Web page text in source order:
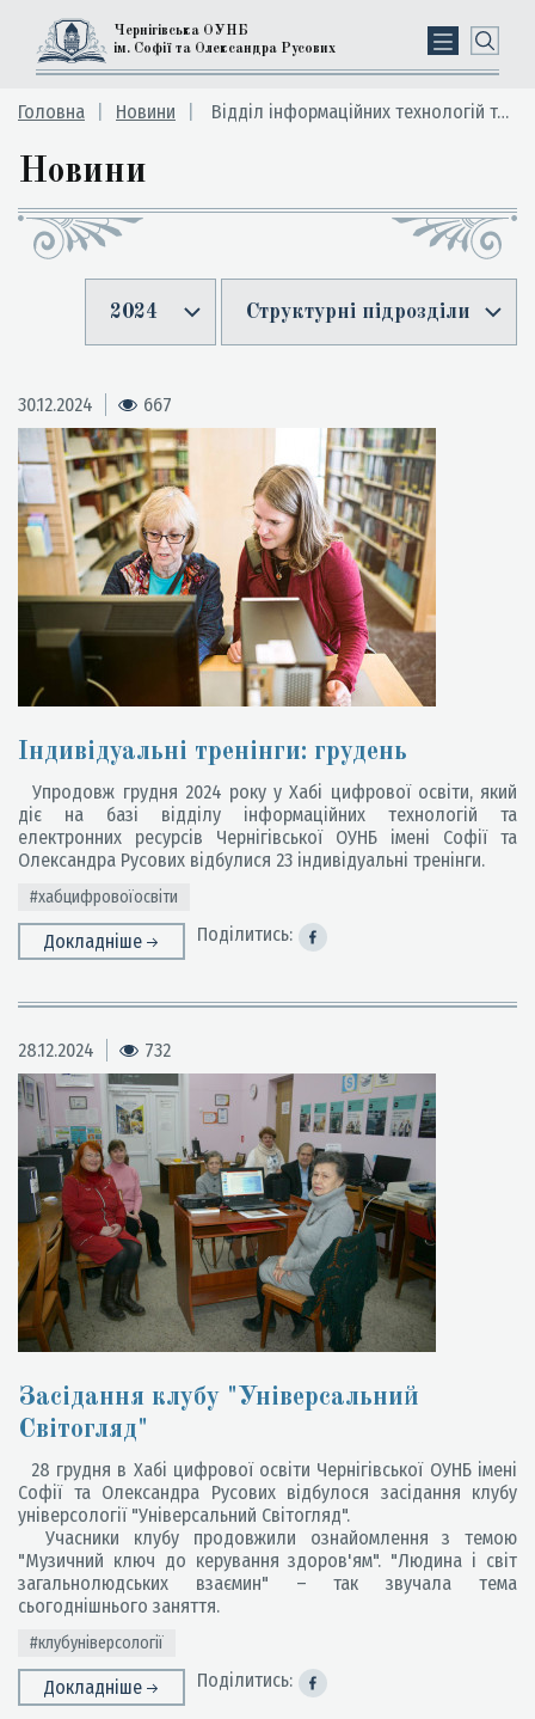
Чернігівська ОУНБ
ім. Софії та Олександра Русових
Головна Новини Відділ інформаційних технологій та електронних ресурсів
Новини
2024 Структурні підрозділи
30.12.2024 667
Індивідуальні тренінги: грудень
Упродовж грудня 2024 року у Хабі цифрової освіти, який
діє на базі відділу інформаційних технологій та
електронних ресурсів Чернігівської ОУНБ імені Софії та
Олександра Русових відбулися 23 індивідуальні тренінги.
#хабцифровоїосвіти
Докладніше Поділитись:
28.12.2024 732
Засідання клубу "Універсальний
Світогляд"
28 грудня в Хабі цифрової освіти Чернігівської ОУНБ імені
Софії та Олександра Русових відбулося засідання клубу
універсології "Універсальний Світогляд".
Учасники клубу продовжили ознайомлення з темою
"Музичний ключ до керування здоров'ям". "Людина і світ
загальнолюдських взаємин" – так звучала тема
сьогоднішнього заняття.
#клубуніверсології
Докладніше Поділитись: